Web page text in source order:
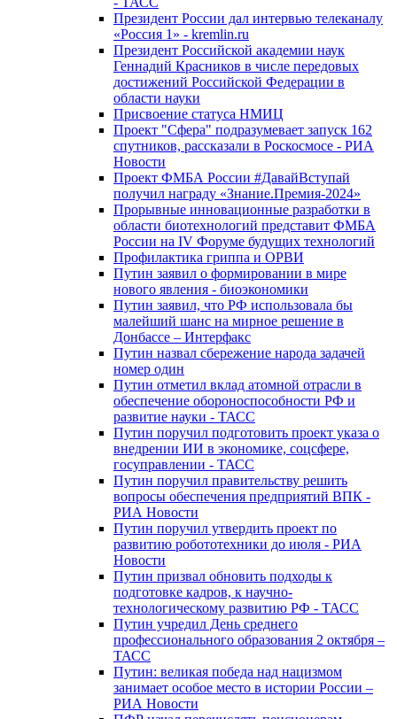
Президент России дал интервью телеканалу
«Россия 1» - kremlin.ru
Президент Российской академии наук
Геннадий Красников в числе передовых
достижений Российской Федерации в
области науки
Присвоение статуса НМИЦ
Проект "Сфера" подразумевает запуск 162
спутников, рассказали в Роскосмосе - РИА
Новости
Проект ФМБА России #ДавайВступай
получил награду «Знание.Премия-2024»
Прорывные инновационные разработки в
области биотехнологий представит ФМБА
России на IV Форуме будущих технологий
Профилактика гриппа и ОРВИ
Путин заявил о формировании в мире
нового явления - биоэкономики
Путин заявил, что РФ использовала бы
малейший шанс на мирное решение в
Донбассе – Интерфакс
Путин назвал сбережение народа задачей
номер один
Путин отметил вклад атомной отрасли в
обеспечение обороноспособности РФ и
развитие науки - ТАСС
Путин поручил подготовить проект указа о
внедрении ИИ в экономике, соцсфере,
госуправлении - ТАСС
Путин поручил правительству решить
вопросы обеспечения предприятий ВПК -
РИА Новости
Путин поручил утвердить проект по
развитию робототехники до июля - РИА
Новости
Путин призвал обновить подходы к
подготовке кадров, к научно-
технологическому развитию РФ - ТАСС
Путин учредил День среднего
профессионального образования 2 октября –
ТАСС
Путин: великая победа над нацизмом
занимает особое место в истории России –
РИА Новости